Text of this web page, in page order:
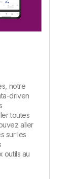
notre
driven
toutes
aller
sur les
outils au